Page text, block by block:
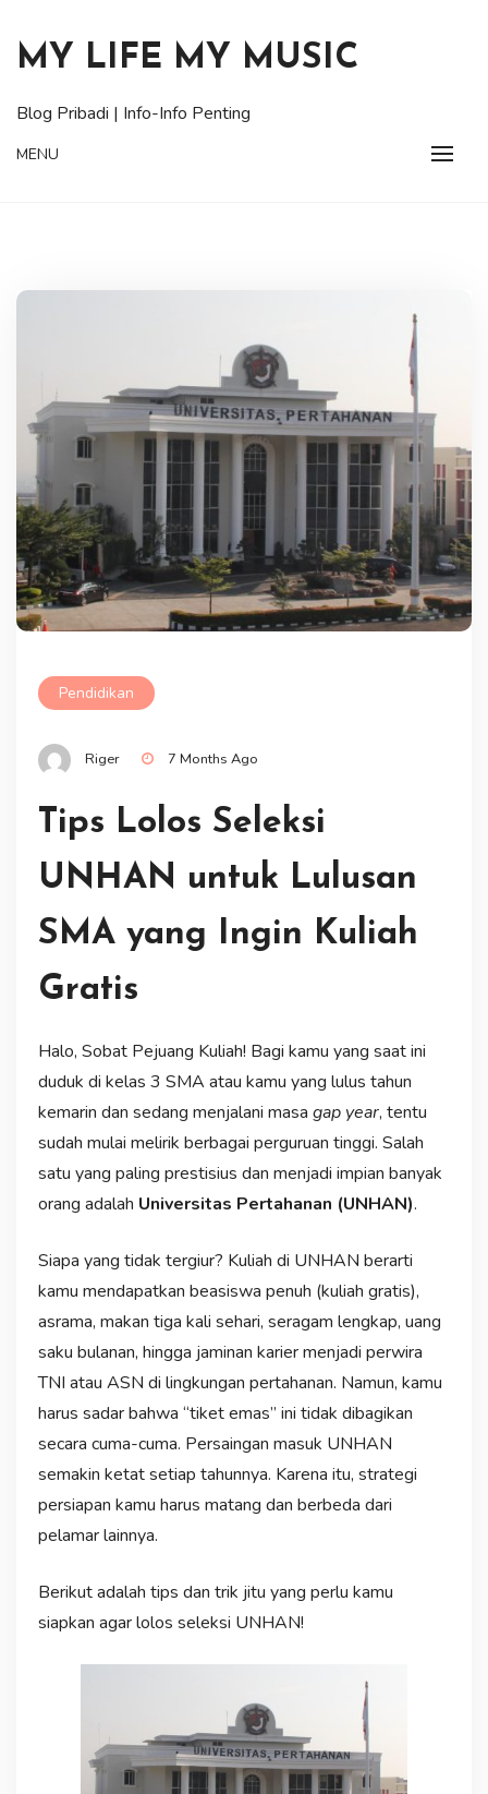
content
MY LIFE MY MUSIC
Blog Pribadi | Info-Info Penting
MENU
Pendidikan
Riger 7 Months Ago
Tips Lolos Seleksi
UNHAN untuk Lulusan
SMA yang Ingin Kuliah
Gratis
Halo, Sobat Pejuang Kuliah! Bagi kamu yang saat ini
duduk di kelas 3 SMA atau kamu yang lulus tahun
kemarin dan sedang menjalani masa gap year, tentu
sudah mulai melirik berbagai perguruan tinggi. Salah
satu yang paling prestisius dan menjadi impian banyak
orang adalah Universitas Pertahanan (UNHAN).
Siapa yang tidak tergiur? Kuliah di UNHAN berarti
kamu mendapatkan beasiswa penuh (kuliah gratis),
asrama, makan tiga kali sehari, seragam lengkap, uang
saku bulanan, hingga jaminan karier menjadi perwira
TNI atau ASN di lingkungan pertahanan. Namun, kamu
harus sadar bahwa “tiket emas” ini tidak dibagikan
secara cuma-cuma. Persaingan masuk UNHAN
semakin ketat setiap tahunnya. Karena itu, strategi
persiapan kamu harus matang dan berbeda dari
pelamar lainnya.
Berikut adalah tips dan trik jitu yang perlu kamu
siapkan agar lolos seleksi UNHAN!